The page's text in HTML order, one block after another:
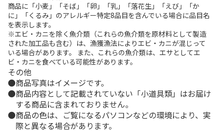
商品に「小麦」「そば」「卵」「乳」「落花生」「えび」「か
に」「くるみ」のアレルギー特定8品目を含んでいる場合に品目名
を表示します。
※エビ・カニを除く魚介類（これらの魚介類を原材料として製造
された加工品も含む）は、漁獲漁法によりエビ・カニが混じって
いる場合があります。 また、これらの魚介類は、エサとしてエ
ビ・カニを食べている可能性があります。
その他
商品写真はイメージです。
商品内容として記載されていない「小道具類」はお届け
する商品に含まれておりません。
商品の色は、ご覧になるパソコンなどの環境により、実
際と異なる場合があります。